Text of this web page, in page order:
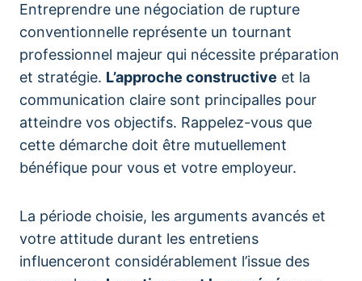
Entreprendre une négociation de rupture
conventionnelle représente un tournant
professionnel majeur qui nécessite préparation
et stratégie. L’approche constructive et la
communication claire sont principalles pour
atteindre vos objectifs. Rappelez-vous que
cette démarche doit être mutuellement
bénéfique pour vous et votre employeur.
La période choisie, les arguments avancés et
votre attitude durant les entretiens
influenceront considérablement l’issue des